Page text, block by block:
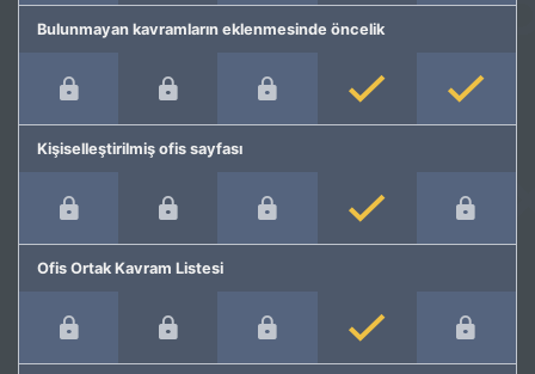
Bulunmayan kavramların eklenmesinde öncelik
Kişiselleştirilmiş ofis sayfası
Ofis Ortak Kavram Listesi